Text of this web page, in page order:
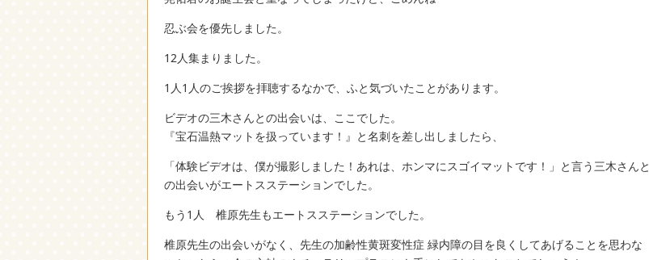
忍ぶ会を優先しました。
12人集まりました。
1人1人のご挨拶を拝聴するなかで、ふと気づいたことがあります。
ビデオの三木さんとの出会いは、ここでした。
『宝石温熱マットを扱っています！』と名刺を差し出しましたら、
「体験ビデオは、僕が撮影しました！あれは、ホンマにスゴイマットです！」と言う三木さんと
の出会いがエートスステーションでした。
もう1人 椎原先生もエートスステーションでした。
椎原先生の出会いがなく、先生の加齢性黄斑変性症 緑内障の目を良くしてあげることを思わな